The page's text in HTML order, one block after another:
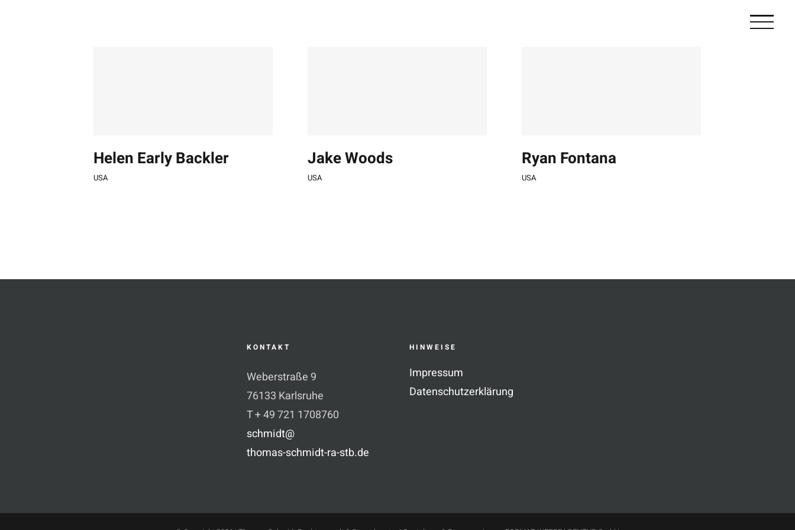
Helen Early Backler
USA
Jake Woods
USA
Ryan Fontana
USA
KONTAKT
Weberstraße 9
76133 Karlsruhe
T + 49 721 1708760
schmidt@
thomas-schmidt-ra-stb.de
HINWEISE
Impressum
Datenschutzerklärung